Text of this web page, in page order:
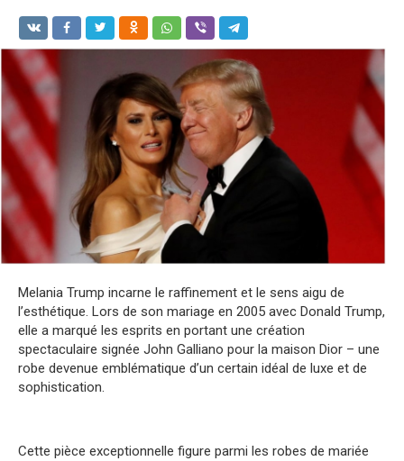
Melania Trump incarne le raffinement et le sens aigu de
l’esthétique. Lors de son mariage en 2005 avec Donald Trump,
elle a marqué les esprits en portant une création
spectaculaire signée John Galliano pour la maison Dior – une
robe devenue emblématique d’un certain idéal de luxe et de
sophistication.
Cette pièce exceptionnelle figure parmi les robes de mariée